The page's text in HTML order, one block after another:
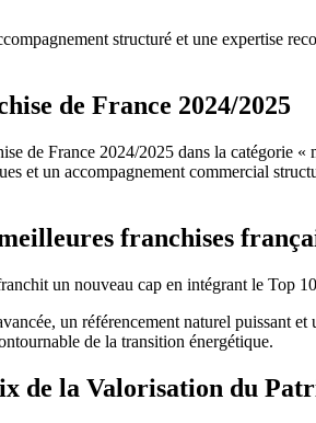
structuré et une expertise
de France 2024/2025
de France 2024/2025 dans la catégorie
et un accompagnement commercial
franchises
un nouveau cap en intégrant le Top
un référencement naturel puissant
de la transition énergétique.
de la Valorisation du